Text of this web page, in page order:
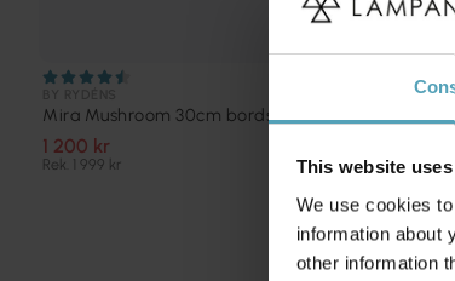
This website
We use cookies
information about
other information
Mira Mushroom 30cm bordslampa
1 200 kr
Rek. 1 999 kr